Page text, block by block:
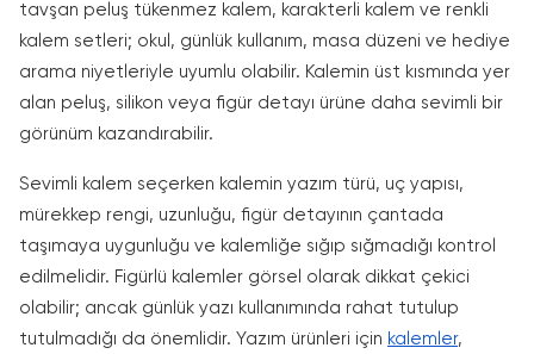
tavşan peluş tükenmez kalem, karakterli kalem ve renkli
kalem setleri; okul, günlük kullanım, masa düzeni ve hediye
arama niyetleriyle uyumlu olabilir. Kalemin üst kısmında yer
alan peluş, silikon veya figür detayı ürüne daha sevimli bir
görünüm kazandırabilir.
Sevimli kalem seçerken kalemin yazım türü, uç yapısı,
mürekkep rengi, uzunluğu, figür detayının çantada
taşımaya uygunluğu ve kalemliğe sığıp sığmadığı kontrol
edilmelidir. Figürlü kalemler görsel olarak dikkat çekici
olabilir; ancak günlük yazı kullanımında rahat tutulup
tutulmadığı da önemlidir. Yazım ürünleri için kalemler,